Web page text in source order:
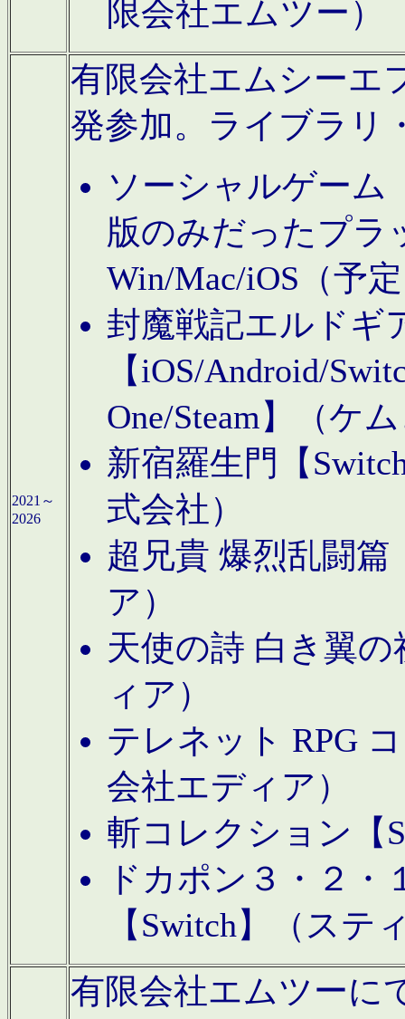
限会社エムツー）
2021～
2026
有限会社エムシーエ
発参加。ライブラリ
ソーシャルゲーム
版のみだったプラ
Win/Mac/iOS（予
封魔戦記エルドギ
【iOS/Android/
One/Steam】（ケ
新宿羅生門【
式会社）
超兄貴 爆烈乱闘篇
ア）
天使の詩 白き翼
ィア）
テレネット RPG
会社エディア）
斬コレクション【
ドカポン３・２
【Switch】（ステ
有限会社エムツーに